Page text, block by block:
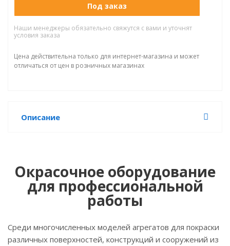
Под заказ
Наши менеджеры обязательно свяжутся с вами и уточнят
условия заказа
Цена действительна только для интернет-магазина и может
отличаться от цен в розничных магазинах
Описание
Окрасочное оборудование
для профессиональной
работы
Среди многочисленных моделей агрегатов для покраски
различных поверхностей, конструкций и сооружений из